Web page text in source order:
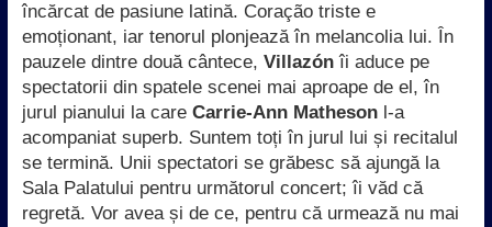
încărcat de pasiune latină. Coração triste e
emoționant, iar tenorul plonjează în melancolia lui. În
pauzele dintre două cântece, Villazónîi aduce pe
spectatorii din spatele scenei mai aproape de el, în
jurul pianului la care Carrie-Ann Mathesonl-a
acompaniat superb. Suntem toți în jurul lui și recitalul
se termină. Unii spectatori se grăbesc să ajungă la
Sala Palatului pentru următorul concert; îi văd că
regretă. Vor avea și de ce, pentru că urmează nu mai